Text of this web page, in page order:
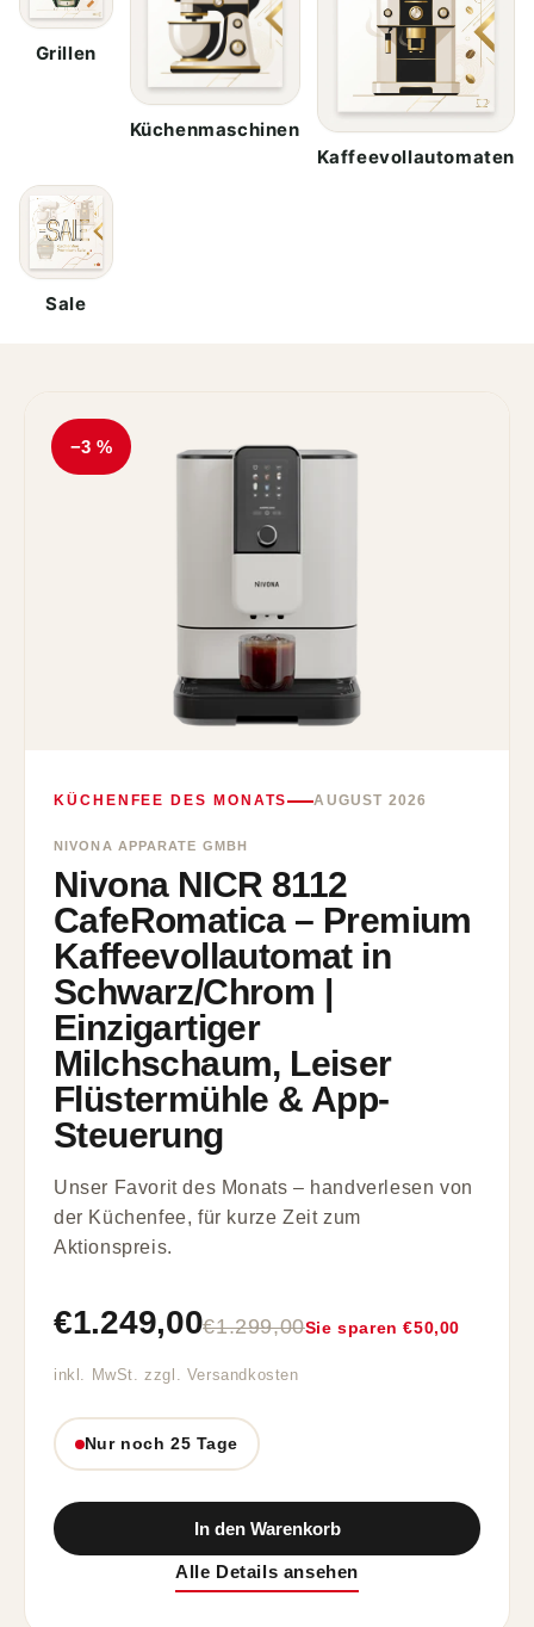
Grillen
Küchenmaschinen
Kaffeevollautomaten
Sale
−3 %
KÜCHENFEE DES MONATS AUGUST 2026
NIVONA APPARATE GMBH
Nivona NICR 8112
CafeRomatica – Premium
Kaffeevollautomat in
Schwarz/Chrom |
Einzigartiger
Milchschaum, Leiser
Flüstermühle & App-
Steuerung
Unser Favorit des Monats – handverlesen von
der Küchenfee, für kurze Zeit zum
Aktionspreis.
€1.249,00€1.299,00Sie sparen €50,00
inkl. MwSt. zzgl. Versandkosten
Nur noch 25 Tage
In den Warenkorb
Alle Details ansehen